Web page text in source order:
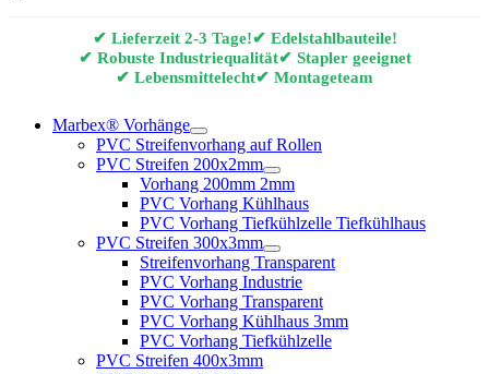
✔ Lieferzeit 2-3 Tage!✔ Edelstahlbauteile!
✔ Robuste Industriequalität✔ Stapler geeignet
✔ Lebensmittelecht✔ Montageteam
Marbex® Vorhänge
PVC Streifenvorhang auf Rollen
PVC Streifen 200x2mm
Vorhang 200mm 2mm
PVC Vorhang Kühlhaus
PVC Vorhang Tiefkühlzelle Tiefkühlhaus
PVC Streifen 300x3mm
Streifenvorhang Transparent
PVC Vorhang Industrie
PVC Vorhang Transparent
PVC Vorhang Kühlhaus 3mm
PVC Vorhang Tiefkühlzelle
PVC Streifen 400x3mm